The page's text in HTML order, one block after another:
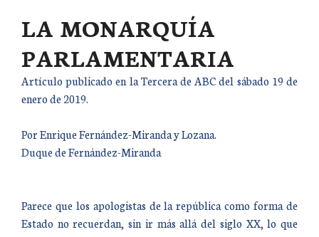
LA MONARQUÍA
PARLAMENTARIA
Artículo publicado en la Tercera de ABC del sábado 19 de
enero de 2019.
Por Enrique Fernández-Miranda y Lozana.
Duque de Fernández-Miranda
Parece que los apologistas de la república como forma de
Estado no recuerdan, sin ir más allá del siglo XX, lo que